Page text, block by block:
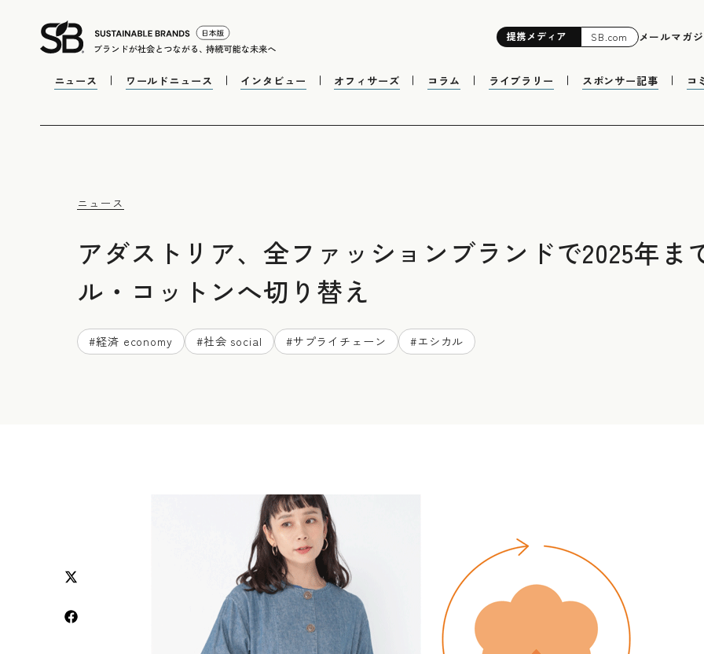
提携メディア SB.com メールマガ
ニュース ワールドニュース インタビュー オフィサーズ コラム ライブラリー スポンサー記事 コ
ニュース
アダストリア、全ファッションブランドで2025年ま
ル・コットンへ切り替え
#経済 economy #社会 social #サプライチェーン #エシカル